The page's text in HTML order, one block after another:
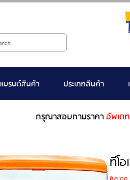
แบรนด์สินค้า ประเภทสินค้า
กรุณาสอบถามราคาอัพเดท
ทีโ